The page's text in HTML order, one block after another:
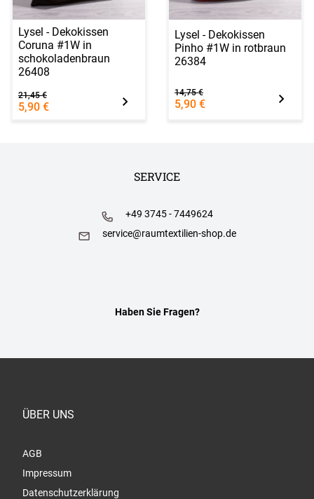
Lysel - Dekokissen
Coruna #1W in
schokoladenbraun
26408
21,45 €
5,90 €
Lysel - Dekokissen
Pinho #1W in rotbraun
26384
14,75 €
5,90 €
SERVICE
Haben Sie Fragen?
+49 3745 - 7449624
service@raumtextilien-shop.de
ÜBER UNS
AGB
Impressum
Datenschutzerklärung